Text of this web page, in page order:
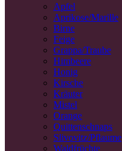
Apfel
Aprikose/Marille
Birne
Feige
Grappa/Traube
Himbeere
Honig
Kirsche
Kräuter
Mistel
Orange
Quittenschnaps
Slivovitz/Pflaume
Waldfrüchte